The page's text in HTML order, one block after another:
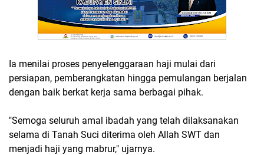
Ia menilai proses penyelenggaraan haji mulai dari
persiapan, pemberangkatan hingga pemulangan berjalan
dengan baik berkat kerja sama berbagai pihak.
"Semoga seluruh amal ibadah yang telah dilaksanakan
selama di Tanah Suci diterima oleh Allah SWT dan
menjadi haji yang mabrur," ujarnya.